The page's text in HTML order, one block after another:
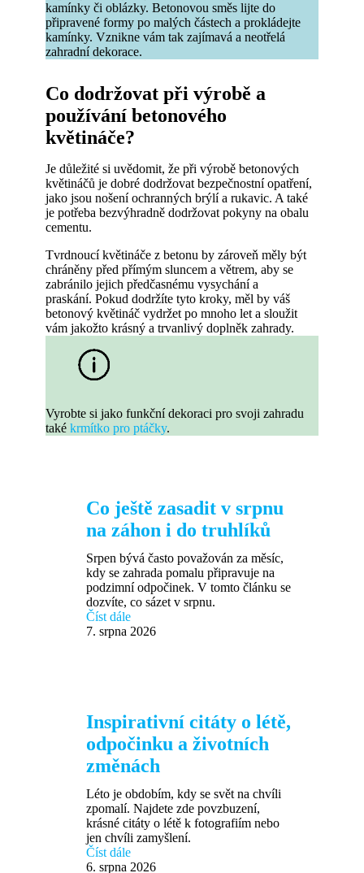
kamínky či oblázky. Betonovou směs lijte do
připravené formy po malých částech a prokládejte
kamínky. Vznikne vám tak zajímavá a neotřelá
zahradní dekorace.
Co dodržovat při výrobě a
používání betonového
květináče?
Je důležité si uvědomit, že při výrobě betonových
květináčů je dobré dodržovat bezpečnostní opatření,
jako jsou nošení ochranných brýlí a rukavic. A také
je potřeba bezvýhradně dodržovat pokyny na obalu
cementu.
Tvrdnoucí květináče z betonu by zároveň měly být
chráněny před přímým sluncem a větrem, aby se
zabránilo jejich předčasnému vysychání a
praskání. Pokud dodržíte tyto kroky, měl by váš
betonový květináč vydržet po mnoho let a sloužit
vám jakožto krásný a trvanlivý doplněk zahrady.
Vyrobte si jako funkční dekoraci pro svoji zahradu
také krmítko pro ptáčky.
Co ještě zasadit v srpnu
na záhon i do truhlíků
Srpen bývá často považován za měsíc,
kdy se zahrada pomalu připravuje na
podzimní odpočinek. V tomto článku se
dozvíte, co sázet v srpnu.
Číst dále
7. srpna 2026
Inspirativní citáty o létě,
odpočinku a životních
změnách
Léto je obdobím, kdy se svět na chvíli
zpomalí. Najdete zde povzbuzení,
krásné citáty o létě k fotografiím nebo
jen chvíli zamyšlení.
Číst dále
6. srpna 2026